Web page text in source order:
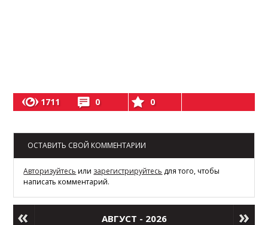
1711 0 0
ОСТАВИТЬ СВОЙ КОММЕНТАРИИ
Авторизуйтесь или зарегистрируйтесь для того, чтобы
написать комментарий.
АВГУСТ - 2026